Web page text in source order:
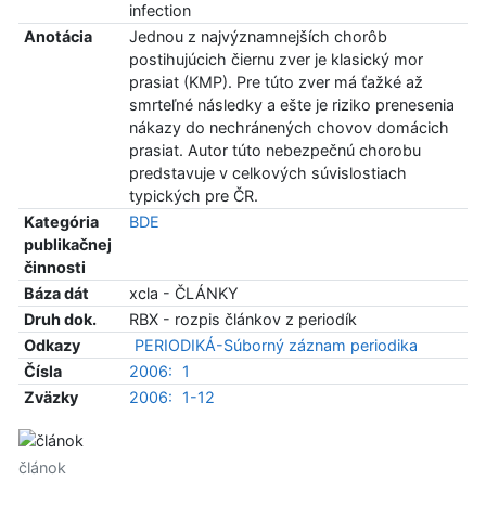
infection
Anotácia
Jednou z najvýznamnejších chorôb
postihujúcich čiernu zver je klasický mor
prasiat (KMP). Pre túto zver má ťažké až
smrteľné následky a ešte je riziko prenesenia
nákazy do nechránených chovov domácich
prasiat. Autor túto nebezpečnú chorobu
predstavuje v celkových súvislostiach
typických pre ČR.
Kategória
publikačnej
činnosti
BDE
Báza dát
xcla - ČLÁNKY
Druh dok.
RBX - rozpis článkov z periodík
Odkazy
PERIODIKÁ-Súborný záznam periodika
Čísla
2006:
1
Zväzky
2006: 1-12
článok